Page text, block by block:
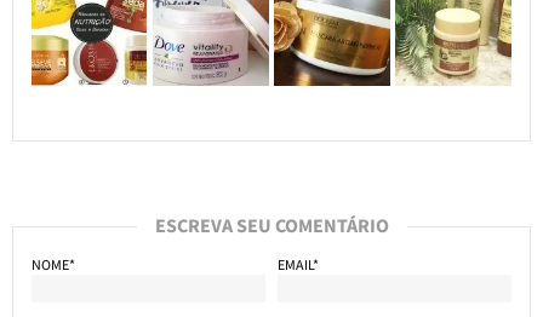
ESCREVA SEU COMENTÁRIO
NOME* EMAIL*